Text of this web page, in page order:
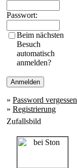
Passwort:
Beim nächsten
Besuch
automatisch
anmelden?
» Password vergessen
» Registrierung
Zufallsbild